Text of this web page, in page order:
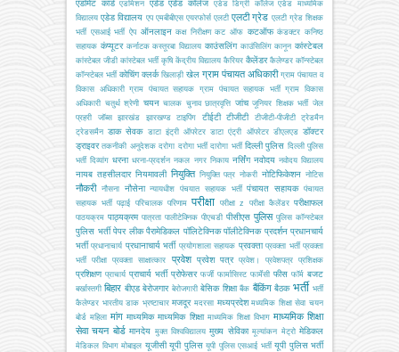
एडमिट कार्ड एडमिशन एडेड एडेड कॉलेज एडेड डिग्री कॉलेज एडेड माध्यमिक
विद्यालय एडेड विद्यालय एप एमबीबीएस एयरफोर्स एलटी एलटी ग्रेड एलटी ग्रेड शिक्षक
भर्ती एसआई भर्ती ऐप ऑनलाइन कक्ष निरीक्षण कट ऑफ कटऑफ कंडक्टर कनिष्ठ
सहायक कंप्यूटर कर्नाटक कस्तूरबा विद्यालय काउंसलिंग काउंसिलिंग कानून कांस्टेबल
कांस्टेबल जीडी कांस्टेबल भर्ती कृषि केंद्रीय विद्यालय कैरियर कैलेंडर कैलेण्डर कॉन्स्टेबल
कॉन्स्टेबल भर्ती कोचिंग क्लर्क खिलाड़ी खेल ग्राम पंचायत अधिकारी ग्राम पंचायत व
विकास अधिकारी ग्राम पंचायत सहायक ग्राम पंचायत सहायक भर्ती ग्राम विकास
अधिकारी चतुर्थ श्रेणी चयन चालक चुनाव छात्रवृत्ति जांच जूनियर शिक्षक भर्ती जेल
प्रहरी
जॉब्स झारखंड झारखण्ड टाइपिंग टीईटी टीजीटी टीजीटी-पीजीटी
ट्रेडमैन
ट्रेडसमैन डाक सेवक डाटा इंट्री ऑपरेटर डाटा एंट्री ऑपरेटर डीएलएड डॉक्टर
ड्राइवर तकनीकी अनुदेशक दरोगा दरोगा भर्ती दारोगा भर्ती दिल्ली पुलिस दिल्ली पुलिस
भर्ती दिव्यांग धरना धरना-प्रदर्शन नकल नगर निकाय नर्सिंग नवोदय नवोदय विद्यालय
नायब तहसीलदार नियमावली नियुक्ति नियुक्ति पत्र नोकरी नोटिफिकेशन नोटिस
नौकरी नौसना नौसेना न्यायधीश पंचयात सहायक भर्ती पंचायत सहायक पंचायत
सहायक भर्ती पढ़ाई परिचालक परिणाम परीक्षा परीक्षा z परीक्षा कैलेंडर परीक्षाफल
पाठयक्रम पाठ्यक्रम पात्रता पालीटेक्निक पीएचडी पीसीएस पुलिस पुलिस कॉन्स्टेबल
पुलिस भर्ती पेपर लीक पैरामेडिकल पॉलिटेक्निक पॉलीटेक्निक प्रदर्शन प्रधानचार्य
भर्ती प्रधानाचार्य प्रधानाचार्य भर्ती प्रयोगशाला सहायक प्रवक्ता प्रवक्ता भर्ती प्रवक्ता
भर्ती परीक्षा
प्रवक्ता साक्षात्कार प्रवेश प्रवेश पत्र प्रवेश। प्रवेशपत्र प्रशिक्षक
प्रशिक्षण प्राचार्य प्राचार्य भर्ती प्रोफेसर फर्जी फार्मासिस्ट फार्मेसी फीस फॉर्म बजट
बर्खास्तगी बिहार बीएड बेरोजगार बेरोजगारी बेसिक शिक्षा बैंक बैंकिंग बैठक भर्ती भर्ती
कैलेण्डर भारतीय डाक भ्रष्टाचार मजदूर मदरसा मध्यप्रदेश मध्यमिक शिक्षा सेवा चयन
बोर्ड महिला मांग माध्यमिक माध्यमिक शिक्षा माध्यमिक शिक्षा विभाग माध्यमिक शिक्षा
सेवा चयन बोर्ड मानदेय मुक्त विश्वविद्यालय मुख्य सेविका मूल्यांकन मेट्रो मेडिकल
मेडिकल विभाग मोबाइल यूजीसी यूपी पुलिस यूपी पुलिस एसआई भर्ती यूपी पुलिस भर्ती